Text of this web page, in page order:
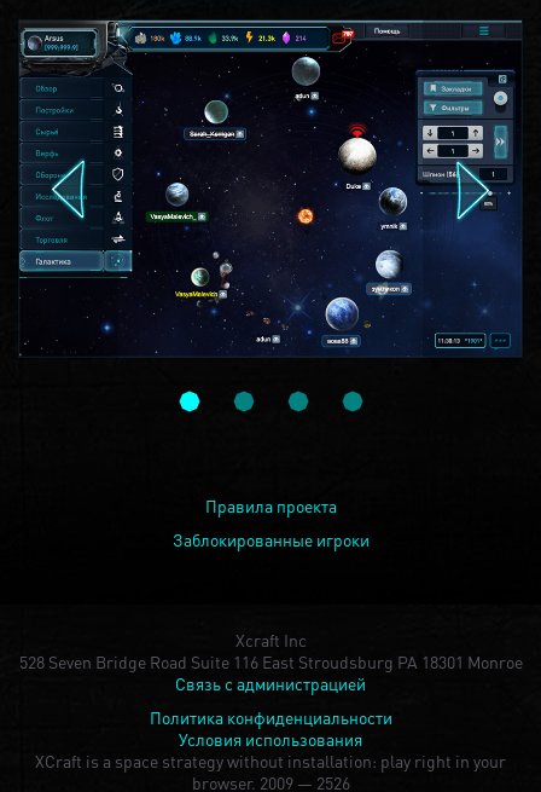
Правила проекта
Заблокированные игроки
Xcraft Inc
528 Seven Bridge Road Suite 116 East Stroudsburg PA 18301 Monroe
Связь с администрацией
Политика конфиденциальности
Условия использования
XCraft is a space strategy without installation: play right in your
browser. 2009 — 2526